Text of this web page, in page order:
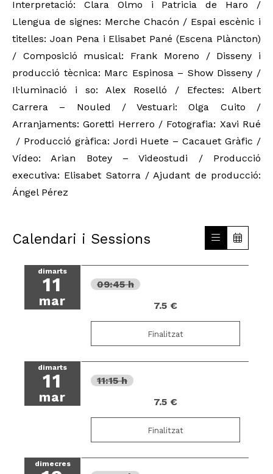
Llengua de signes: Merche Chacón / Espai escènic i
titelles: Joan Pena i Elisabet Pané (Escena Plàncton)
/ Composició musical: Frank Moreno / Disseny i
producció tècnica: Marc Espinosa – Show Disseny /
Il·luminació i so: Alex Roselló / Efectes: Albert
Carrera – Nouled / Vestuari: Olga Cuito /
Arranjaments: Goretti Herrero
/ Producció gràfica: Jordi Huete – Cacauet Gràfic /
Vídeo: Arian Botey – Videostudi / Producció
executiva: Elisabet Satorra / Ajudant de producció:
Ángel Pérez
Calendari i Sessions
dimarts
11
mar
09:45 h
7.5 €
Finalitzat
dimarts
11
mar
11:15 h
7.5 €
Finalitzat
dimecres